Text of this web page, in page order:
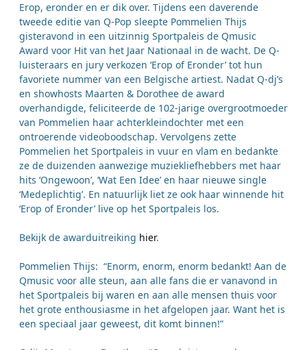
Erop, eronder en er dik over. Tijdens een daverende
tweede editie van Q-Pop sleepte Pommelien Thijs
gisteravond in een uitzinnig Sportpaleis de Qmusic
Award voor Hit van het Jaar Nationaal in de wacht. De Q-
luisteraars en jury verkozen ‘Erop of Eronder’ tot hun
favoriete nummer van een Belgische artiest. Nadat Q-dj’s
en showhosts Maarten & Dorothee de award
overhandigde, feliciteerde de 102-jarige overgrootmoeder
van Pommelien haar achterkleindochter met een
ontroerende videoboodschap. Vervolgens zette
Pommelien het Sportpaleis in vuur en vlam en bedankte
ze de duizenden aanwezige muziekliefhebbers met haar
hits ‘Ongewoon’, ‘Wat Een Idee’ en haar nieuwe single
‘Medeplichtig’. En natuurlijk liet ze ook haar winnende hit
‘Erop of Eronder’ live op het Sportpaleis los.
Bekijk de awarduitreiking hier.
Pommelien Thijs: “Enorm, enorm, enorm bedankt! Aan de
Qmusic voor alle steun, aan alle fans die er vanavond in
het Sportpaleis bij waren en aan alle mensen thuis voor
het grote enthousiasme in het afgelopen jaar. Want het is
een speciaal jaar geweest, dit komt binnen!”